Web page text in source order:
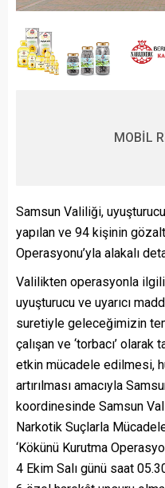
MOBİL
Samsun Valiliği,
yapılan ve 94 kişinin
Operasyonu’yla alakalı
Valilikten operasyonla ilgili
uyuşturucu ve uyarıcı
suretiyle geleceğimizin
çalışan ve ‘torbacı’ olarak
etkin mücadele edilmesi,
artırılması amacıyla
koordinesinde Samsun
Narkotik Suçlarla
‘Kökünü Kurutma
4 Ekim Salı günü saat